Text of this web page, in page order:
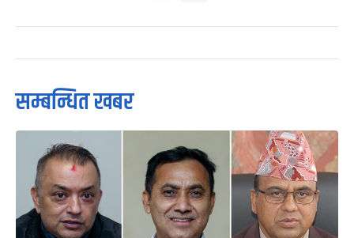
सम्बन्धित खबर